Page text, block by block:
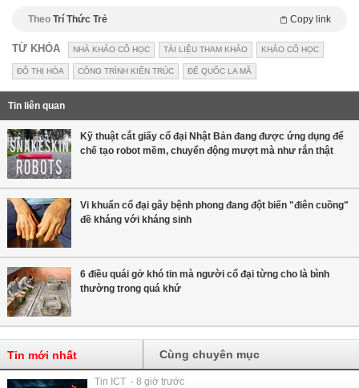
Theo Trí Thức Trẻ Copy link
TỪ KHÓA NHÀ KHẢO CỔ HỌC TÀI LIỆU THAM KHẢO KHẢO CỔ HỌC
ĐÔ THỊ HÓA CÔNG TRÌNH KIẾN TRÚC ĐẾ QUỐC LA MÃ
Tin liên quan
Kỹ thuật cắt giấy cổ đại Nhật Bản đang được ứng dụng để
chế tạo robot mềm, chuyển động mượt mà như rắn thật
Vi khuẩn cổ đại gây bệnh phong đang đột biến "điên cuồng"
đề kháng với kháng sinh
6 điều quái gở khó tin mà người cổ đại từng cho là bình
thường trong quá khứ
Tin mới nhất Cùng chuyên mục
Tin ICT - 8 giờ trước